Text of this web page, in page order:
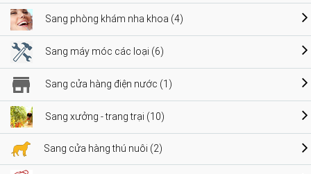
Sang phòng khám nha khoa (4)
Sang máy móc các loại (6)
Sang cửa hàng điện nước (1)
Sang xưởng - trang trại (10)
Sang cửa hàng thú nuôi (2)